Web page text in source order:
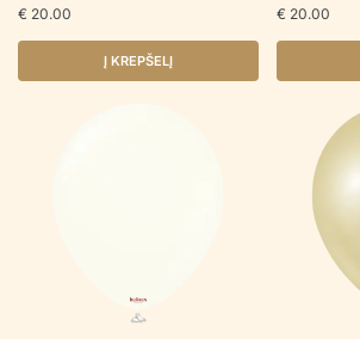
€ 20.00
Į KREPŠELĮ
€ 20.00